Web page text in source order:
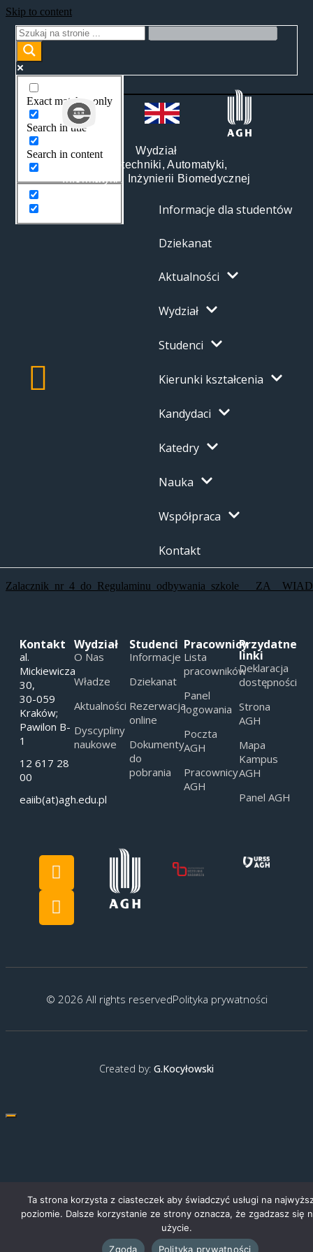
Skip to content
Exact matches only
Search in title
Search in content
Wydział
Elektrotechniki, Automatyki,
Informatyki i Inżynierii Biomedycznej
Informacje dla studentów
Dziekanat
Aktualności
Wydział
Studenci
Kierunki kształcenia
Kandydaci
Katedry
Nauka
Współpraca
Kontakt
Kontakt
al.
Mickiewicza
30,
30-059
Kraków;
Pawilon B-
1
12 617 28
00
eaiib(at)agh.edu.pl
Wydział
O Nas
Władze
Aktualności
Dyscypliny
naukowe
Studenci
Informacje
Dziekanat
Rezerwacja
online
Dokumenty
do
pobrania
Pracownicy
Lista
pracowników
Panel
logowania
Poczta
AGH
Pracownicy
AGH
Przydatne
linki
Deklaracja
dostępności
Strona
AGH
Mapa
Kampus
AGH
Panel AGH
© 2026 All rights reservedPolityka prywatności
Created by: G.Kocyłowski
Ta strona korzysta z ciasteczek aby świadczyć usługi na
poziomie. Dalsze korzystanie ze strony oznacza, że zgadzasz się
użycie.
Zgoda
Polityka prywatności